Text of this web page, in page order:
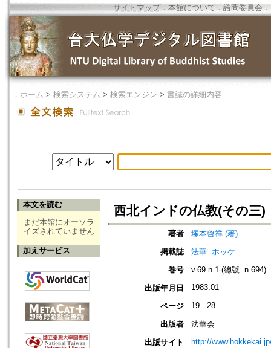
サイトマップ．本館について ． 諮問委員会 ．
． ホーム > 検索システム > 検索エンジン > 書誌の詳細内容
本文を読む
まだ本館にオーソラ
イズされていません
加えサービス
西北インドの仏教(その三)
著者
塚本啓祥 (著)
掲載誌
法華=ホッケ
巻号
v.69 n.1 (總號=n.694)
出版年月日
1983.01
ページ 19 - 28
出版者
法華会
出版サイト
http://